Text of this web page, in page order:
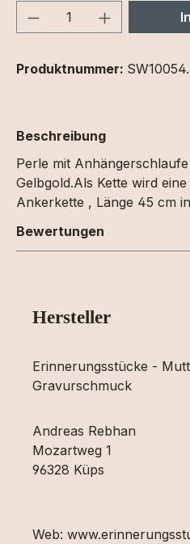
Produkt Anzahl:
Produktnummer:
Beschreibung
Perle mit
Gelbgold.Als Kette wird
Ankerkette , Länge 45 cm
Bewertungen
Hersteller
Erinnerungsstücke -
Gravurschmuck
Andreas Rebhan
Mozartweg 1
96328 Küps
Web: